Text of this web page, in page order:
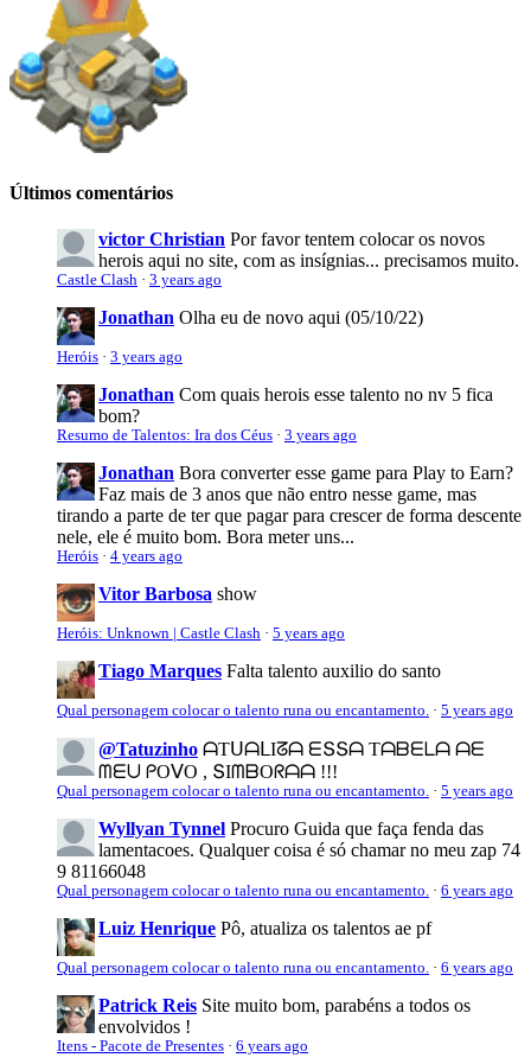
Últimos comentários
victor Christian Por favor tentem colocar os novos
herois aqui no site, com as insígnias... precisamos muito.
Castle Clash · 3 years ago
Jonathan Olha eu de novo aqui (05/10/22)
Heróis · 3 years ago
Jonathan Com quais herois esse talento no nv 5 fica
bom?
Resumo de Talentos: Ira dos Céus · 3 years ago
Jonathan Bora converter esse game para Play to Earn?
Faz mais de 3 anos que não entro nesse game, mas
tirando a parte de ter que pagar para crescer de forma descente
nele, ele é muito bom. Bora meter uns...
Heróis · 4 years ago
Vitor Barbosa show
Heróis: Unknown | Castle Clash · 5 years ago
Tiago Marques Falta talento auxilio do santo
Qual personagem colocar o talento runa ou encantamento. · 5 years ago
@Tatuzinho ᗩTᑌᗩᒪIᘔᗩ ᗴՏՏᗩ Tᗩᗷᗴᒪᗩ ᗩᗴ
ᗰᗴᑌ ᑭOᐯO , ՏIᗰᗷOᖇᗩᗩ !!!
Qual personagem colocar o talento runa ou encantamento. · 5 years ago
Wyllyan Tynnel Procuro Guida que faça fenda das
lamentacoes. Qualquer coisa é só chamar no meu zap 74
9 81166048
Qual personagem colocar o talento runa ou encantamento. · 6 years ago
Luiz Henrique Pô, atualiza os talentos ae pf
Qual personagem colocar o talento runa ou encantamento. · 6 years ago
Patrick Reis Site muito bom, parabéns a todos os
envolvidos !
Itens - Pacote de Presentes · 6 years ago